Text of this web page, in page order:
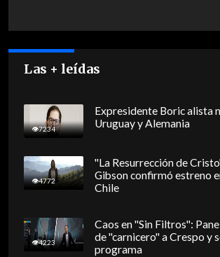
Las + leídas
7234
Expresidente Boric alista
Uruguay y Alemania
4772
"La Resurrección de
Gibson confirmó estreno
Chile
4223
Caos en "Sin Filtros":
de "carnicero" a Crespo y
programa